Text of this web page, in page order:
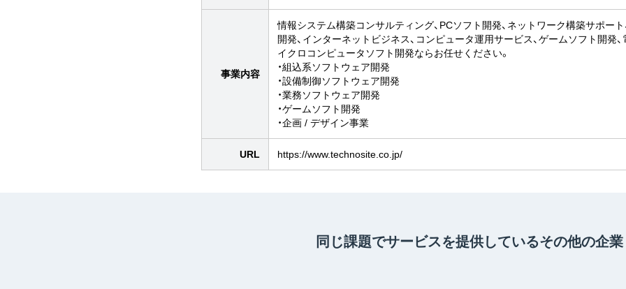
事業内容
情報システム構築コンサルティング、PCソフト開発、ネットワーク構築サポー
開発、インターネットビジネス、コンピュータ運用サービス、ゲームソフト開発
イクロコンピュータソフト開発ならお任せください。
・組込系ソフトウェア開発
・設備制御ソフトウェア開発
・業務ソフトウェア開発
・ゲームソフト開発
・企画 / デザイン事業
URL https://www.technosite.co.jp/
同じ課題でサービスを提供しているその他の企業